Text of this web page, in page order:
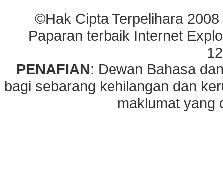
©Hak Cipta Terpelihara
Paparan terbaik Internet
PENAFIAN: Dewan Bahasa
bagi sebarang kehilangan dan
maklumat yang